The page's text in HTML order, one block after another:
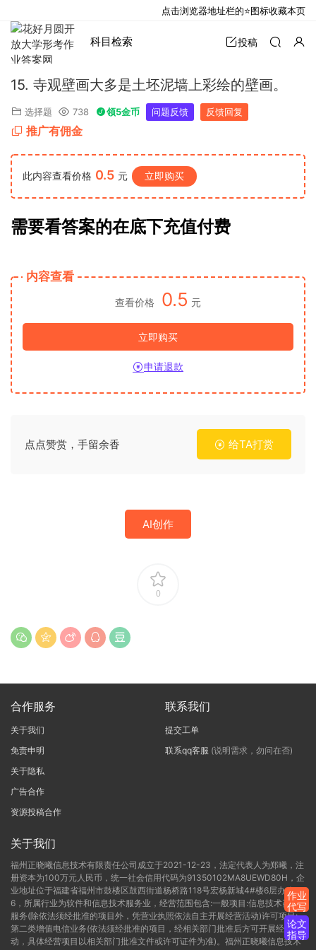
科目检索 投稿
15. 寺观壁画大多是土坯泥墙上彩绘的壁画。
选择题 738 领5金币 问题反馈 反馈回复
推广有佣金
此内容查看价格 0.5 元 立即购买
需要看答案的在底下充值付费
内容查看
查看价格 0.5 元
立即购买
申请退款
点点赞赏，手留余香 给TA打赏
AI创作
0
合作服务
关于我们
免责申明
关于隐私
广告合作
资源投稿合作
联系我们
提交工单
联系qq客服 (说明需求，勿问在否)
关于我们
福州正晓曦信息技术有限责任公司成立于2021-12-23，法定代表人为郑曦，注
册资本为100万元人民币，统一社会信用代码为91350102MA8UEWD80H，企
业地址位于福建省福州市鼓楼区鼓西街道杨桥路118号宏杨新城4#楼6层办公C-
6，所属行业为软件和信息技术服务业，经营范围包含:一般项目:信息技术咨询
服务(除依法须经批准的项目外，凭营业执照依法自主开展经营活动)许可项目:
第二类增值电信业务(依法须经批准的项目，经相关部门批准后方可开展经营活
动，具体经营项目以相关部门批准文件或许可证件为准)。福州正晓曦信息技术
点击浏览器地址栏的⭐图标收藏本页
作业
代写
论文
指导